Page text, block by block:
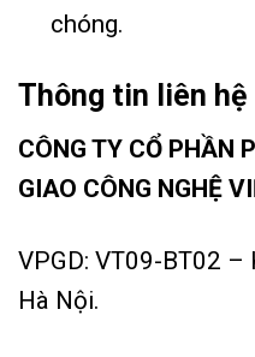
chóng.
Thông tin liên hệ
CÔNG TY CỔ PHẦN
GIAO CÔNG NGHỆ
VPGD: VT09-BT02
Hà Nội.